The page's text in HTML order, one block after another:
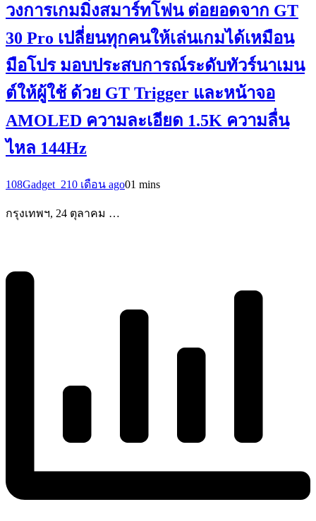
วงการเกมมิ่งสมาร์ทโฟน ต่อยอดจาก GT
30 Pro เปลี่ยนทุกคนให้เล่นเกมได้เหมือน
มือโปร มอบประสบการณ์ระดับทัวร์นาเมน
ต์ให้ผู้ใช้ ด้วย GT Trigger และหน้าจอ
AMOLED ความละเอียด 1.5K ความลื่น
ไหล 144Hz
108Gadget_210 เดือน ago01 mins
กรุงเทพฯ, 24 ตุลาคม …